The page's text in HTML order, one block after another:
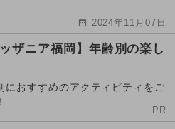
2024年11月07日
ッザニア福岡】年齢別の楽し
におすすめのアクティビティをご
PR